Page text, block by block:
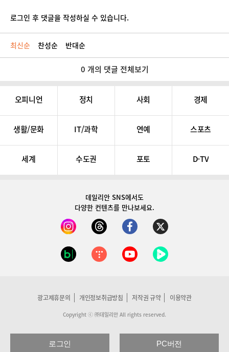
로그인 후 댓글을 작성하실 수 있습니다.
최신순 찬성순 반대순
0 개의 댓글 전체보기
오피니언 정치 사회 경제
생활/문화 IT/과학 연예 스포츠
세계 수도권 포토 D-TV
데일리안 SNS에서도
다양한 컨텐츠를 만나보세요.
광고제휴문의 개인정보취급방침 저작권 규약 이용약관
Copyright ⓒ ㈜데일리안 All rights reserved.
로그인 PC버전